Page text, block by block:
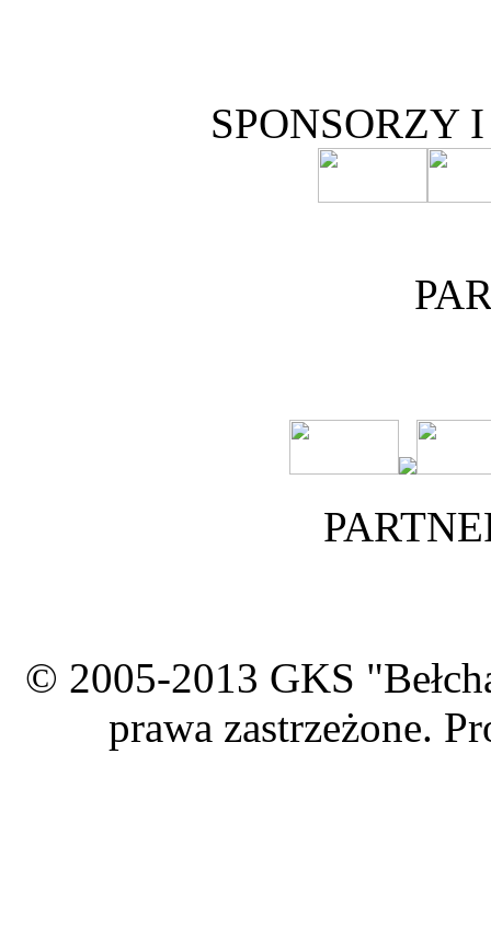
SPONSORZY
© 2005-2013 GKS
prawa zastrzeżone.